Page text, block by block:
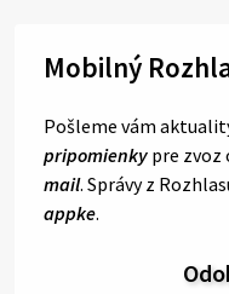
Mobilný
Pošleme vám
pripomienky pre zvoz
mail. Správy z
appke.